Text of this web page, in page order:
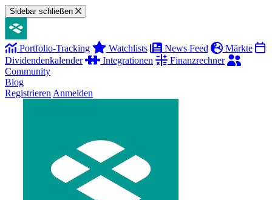
Sidebar schließen
Portfolio-Tracking Watchlists News Feed
Märkte
Dividendenkalender
Integrationen
Finanzrechner
Community
Blog
Registrieren Anmelden